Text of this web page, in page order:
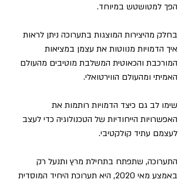
הפך למטושטש במיוחד.
בחלק מהיצירות המוצגות בתערוכה ניתן לראות
איך הדמויות מנווטות את עצמן במציאות
המורכבת והכאוטית המשלבת מוטיבים מהעולם
האמיתי ומהעולם הווירטואלי.
שימו לב גם כיצד הדמויות רותמות את
האפשרויות הייחודיות של הטכנולוגיה כדי לעצב
לעצמם עתיד קולקטיבי.
התערוכה, שתפתח בתחילת מרץ ותנעל רק
באמצע מאי 2020, היא תערוכת היחיד המוסדית